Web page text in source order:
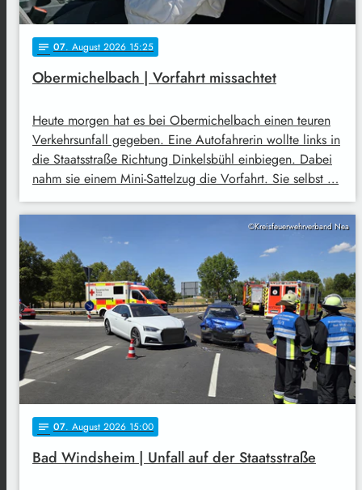
notes 07. August 2026 15:25
Obermichelbach | Vorfahrt missachtet
Heute morgen hat es bei Obermichelbach einen teuren
Verkehrsunfall gegeben. Eine Autofahrerin wollte links in
die Staatsstraße Richtung Dinkelsbühl einbiegen. Dabei
nahm sie einem Mini-Sattelzug die Vorfahrt. Sie selbst …
©Kreisfeuerwehrverband Nea
notes 07. August 2026 15:00
Bad Windsheim | Unfall auf der Staatsstraße